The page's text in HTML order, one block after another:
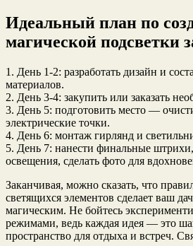
Идеальный план по
магической подсветки
1. День 1-2: разработать дизайн и
материалов.
2. День 3-4: закупить или заказать
3. День 5: подготовить место —
электрические точки.
4. День 6: монтаж гирлянд и
5. День 7: нанести финальные
освещения, сделать фото для
Заканчивая, можно сказать, что
светящихся элементов сделает ваш
магическим. Не бойтесь
режимами, ведь каждая идея — это
пространство для отдыха и встреч.